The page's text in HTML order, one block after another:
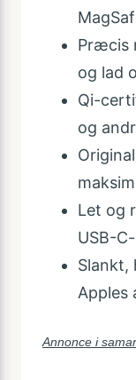
Præcis
og lad
Qi-
og
Let og
USB-
Slankt,
Apples
Annonce i